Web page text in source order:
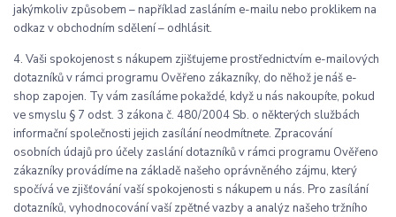
jakýmkoliv způsobem – například zasláním e-mailu nebo proklikem na
odkaz v obchodním sdělení – odhlásit.
4. Vaši spokojenost s nákupem zjišťujeme prostřednictvím e-mailových
dotazníků v rámci programu Ověřeno zákazníky, do něhož je náš e-
shop zapojen. Ty vám zasíláme pokaždé, když u nás nakoupíte, pokud
ve smyslu § 7 odst. 3 zákona č. 480/2004 Sb. o některých službách
informační společnosti jejich zasílání neodmítnete. Zpracování
osobních údajů pro účely zaslání dotazníků v rámci programu Ověřeno
zákazníky provádíme na základě našeho oprávněného zájmu, který
spočívá ve zjišťování vaší spokojenosti s nákupem u nás. Pro zasílání
dotazníků, vyhodnocování vaší zpětné vazby a analýz našeho tržního